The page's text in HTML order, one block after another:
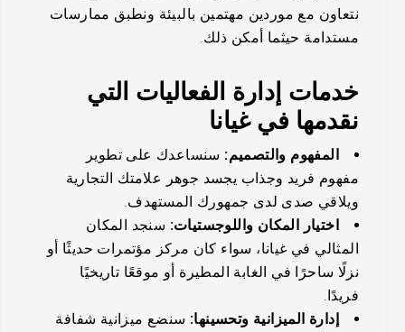
نتعاون مع موردين مهتمين بالبيئة ونطبق ممارسات
مستدامة حيثما أمكن ذلك.
خدمات إدارة الفعاليات التي
نقدمها في غيانا
المفهوم والتصميم: سنساعدك على تطوير
مفهوم فريد وجذاب يجسد جوهر علامتك التجارية
ويلاقي صدى لدى جمهورك المستهدف.
اختيار المكان واللوجستيات: سنجد المكان
المثالي في غيانا، سواء كان مركز مؤتمرات حديثًا أو
نزلًا ساحرًا في الغابة المطيرة أو موقعًا تاريخيًا
فريدًا.
إدارة الميزانية وتحسينها: سنضع ميزانية شفافة